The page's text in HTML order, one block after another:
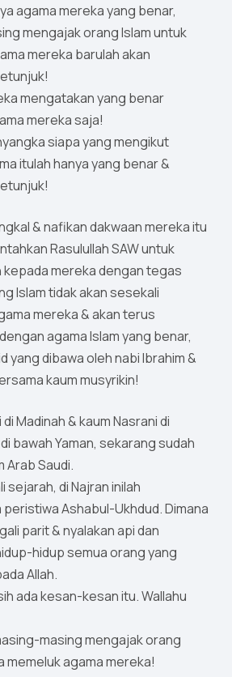
agama mereka yang benar,
mengajak orang Islam untuk
mereka barulah akan
mengatakan yang benar
mereka saja!
siapa yang mengikut
itulah hanya yang benar &
& nafikan dakwaan mereka itu
Rasulullah SAW untuk
kepada mereka dengan tegas
Islam tidak akan sesekali
mereka & akan terus
agama Islam yang benar,
yang dibawa oleh nabi Ibrahim &
kaum musyrikin!
di Madinah & kaum Nasrani di
bawah Yaman, sekarang sudah
Arab Saudi.
sejarah, di Najran inilah
Ashabul-Ukhdud. Dimana
parit & nyalakan api dan
hidup semua orang yang
Allah.
ada kesan-kesan itu. Wallahu
masing mengajak orang
memeluk agama mereka!